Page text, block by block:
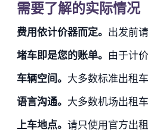
需要了解的实际情况
费用依计价器而定。 出发前
堵车即是您的账单。 由于计
车辆空间。 大多数标准出租
语言沟通。 大多数机场出租
上车地点。请只使用官方出